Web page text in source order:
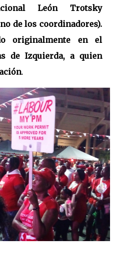
León Trotsky
de los coordinadores).
originalmente en el
de Izquierda, a quien
.